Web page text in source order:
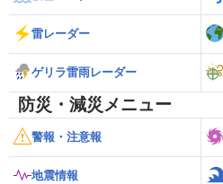
雷レーダー
ゲリラ雷雨レーダー
防災・減災メニュー
警報・注意報
地震情報